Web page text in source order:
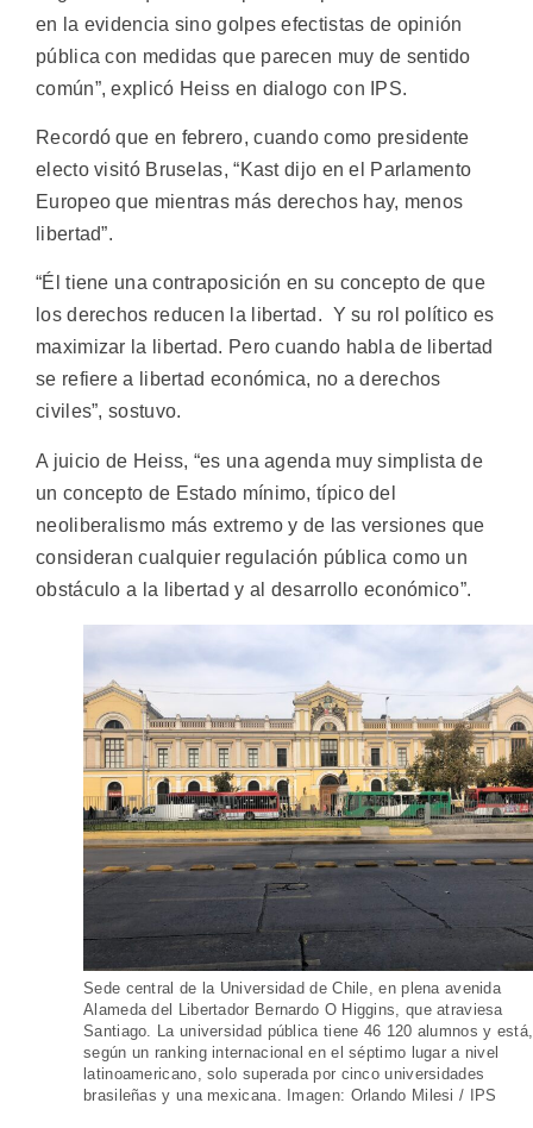
en la evidencia sino golpes efectistas de opinión
pública con medidas que parecen muy de sentido
común”, explicó Heiss en dialogo con IPS.
Recordó que en febrero, cuando como presidente
electo visitó Bruselas, “Kast dijo en el Parlamento
Europeo que mientras más derechos hay, menos
libertad”.
“Él tiene una contraposición en su concepto de que
los derechos reducen la libertad. Y su rol político es
maximizar la libertad. Pero cuando habla de libertad
se refiere a libertad económica, no a derechos
civiles”, sostuvo.
A juicio de Heiss, “es una agenda muy simplista de
un concepto de Estado mínimo, típico del
neoliberalismo más extremo y de las versiones que
consideran cualquier regulación pública como un
obstáculo a la libertad y al desarrollo económico”.
Sede central de la Universidad de Chile, en plena avenida
Alameda del Libertador Bernardo O Higgins, que atraviesa
Santiago. La universidad pública tiene 46 120 alumnos y está,
según un ranking internacional en el séptimo lugar a nivel
latinoamericano, solo superada por cinco universidades
brasileñas y una mexicana. Imagen: Orlando Milesi / IPS